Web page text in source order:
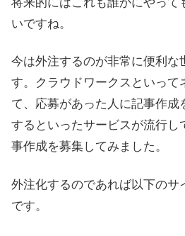
いですね。
今は外注するのが非常に便利な
す。クラウドワークスといって
て、応募があった人に記事作成
するといったサービスが流行し
事作成を募集してみました。
外注化するのであれば以下のサ
です。